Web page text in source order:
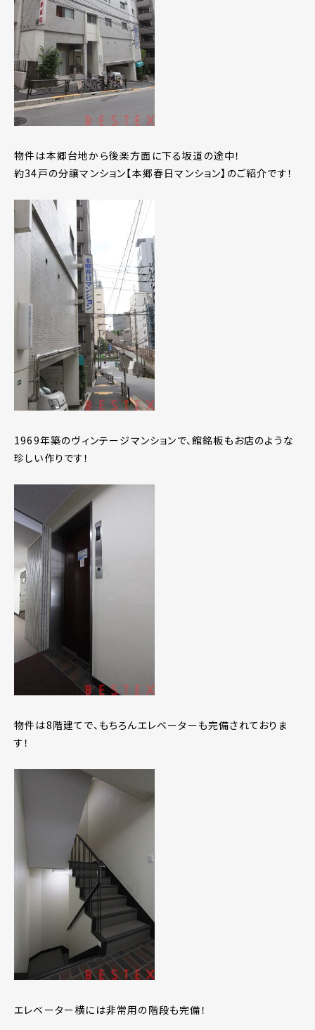
物件は本郷台地から後楽方面に下る坂道の途中！
約34戸の分譲マンション【本郷春日マンション】のご紹介です！
1969年築のヴィンテージマンションで、館銘板もお店のような
珍しい作りです！
物件は8階建てで、もちろんエレベーターも完備されておりま
す！
エレベーター横には非常用の階段も完備！